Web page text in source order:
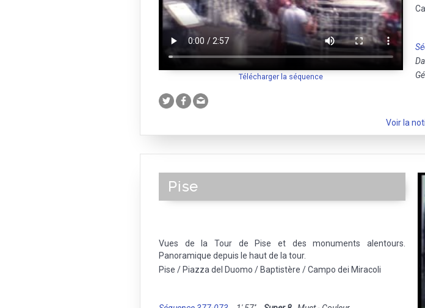
Télécharger la séquence
Voir la
Pise
Vues de la Tour de Pise et des monuments alentours.
Panoramique depuis le haut de la tour.
Pise / Piazza del Duomo / Baptistère / Campo dei Miracoli